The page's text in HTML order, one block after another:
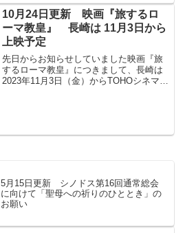
報では雨天ですが実施する方向です。急
きょ中止する...
10月24日更新 映画『旅するロ
ーマ教皇』 長崎は 11月3日から
上映予定
先日からお知らせしていました映画『旅
するローマ教皇』につきまして、長崎は
2023年11月3日（金）からTOHOシネマズ
5月15日更新 シノドス第16回通常総会
に向けて「聖母への祈りのひととき」の
お願い